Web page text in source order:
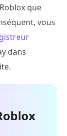
que
vous
dans